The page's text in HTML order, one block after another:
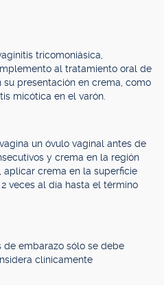
tricomoniásica,
al tratamiento oral de
presentación en crema, como
micótica en el varón.
un óvulo vaginal antes de
y crema en la región
aplicar crema en la superficie
veces al día hasta el término
de embarazo sólo se debe
clínicamente